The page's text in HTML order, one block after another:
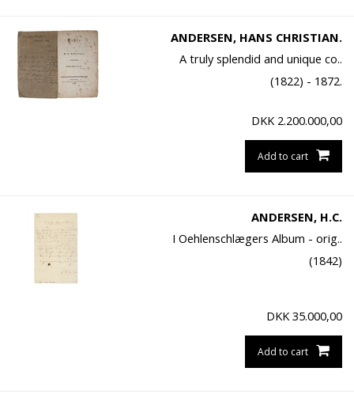
ANDERSEN, HANS CHRISTIAN.
A truly splendid and unique co..
(1822) - 1872.
DKK 2.200.000,00
Add to cart
ANDERSEN, H.C.
I Oehlenschlægers Album - orig..
(1842)
DKK 35.000,00
Add to cart